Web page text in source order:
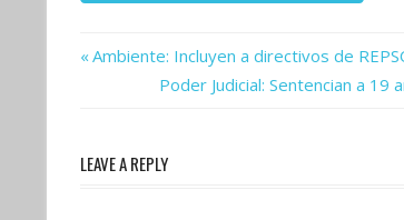
Navegación
entradas
Previous
Ambiente: Incluyen a directivos de
Next
Poder Judicial: Sentencian a
LEAVE A REPLY